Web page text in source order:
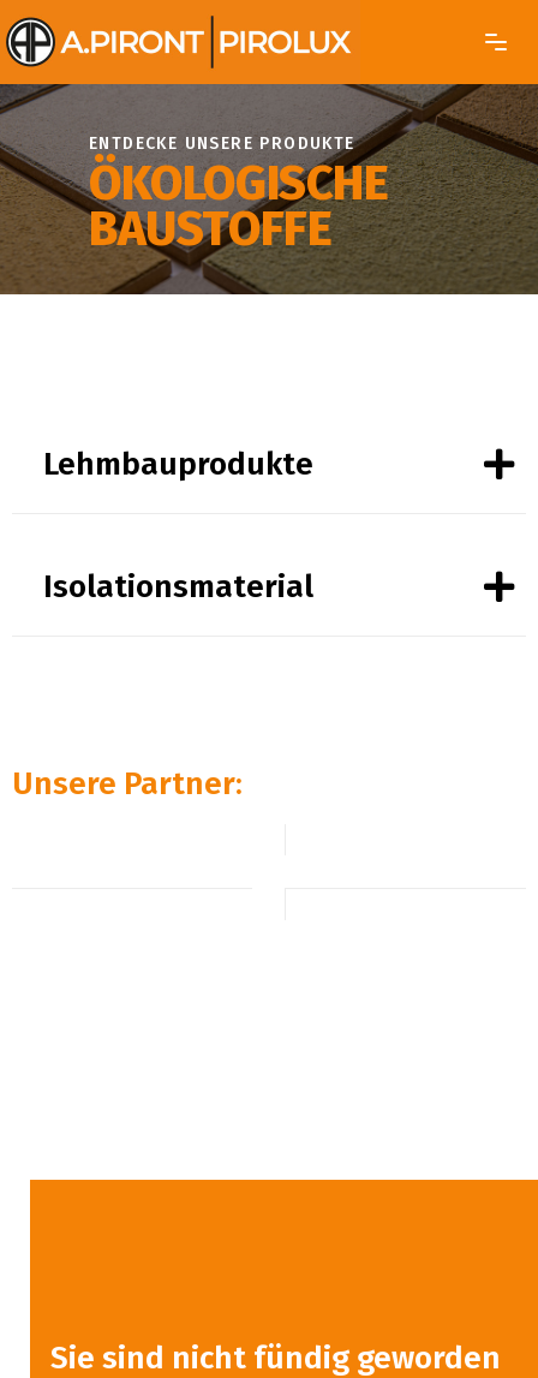
ENTDECKE UNSERE PRODUKTE
ÖKOLOGISCHE
BAUSTOFFE
Lehmbauprodukte
Isolationsmaterial
Unsere Partner:
Sie sind nicht fündig geworden